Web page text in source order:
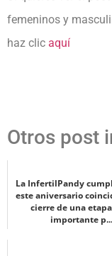
femeninos y
haz clic aquí
Otros post
La InfertilPandy
este aniversario
cierre de una
importante p...